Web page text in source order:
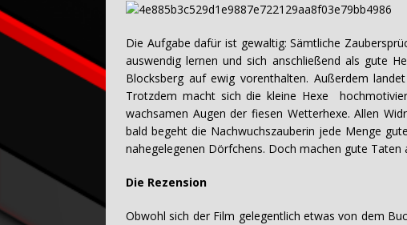
Die Aufgabe dafür ist gewaltig: Sämtliche
auswendig lernen und sich anschließend als gute
Blocksberg auf ewig vorenthalten. Außerdem
Trotzdem macht sich die kleine Hexe
wachsamen Augen der fiesen Wetterhexe. Allen
bald begeht die Nachwuchszauberin jede Menge
nahegelegenen Dörfchens. Doch machen gute Taten
Die Rezension
Obwohl sich der Film gelegentlich etwas von dem